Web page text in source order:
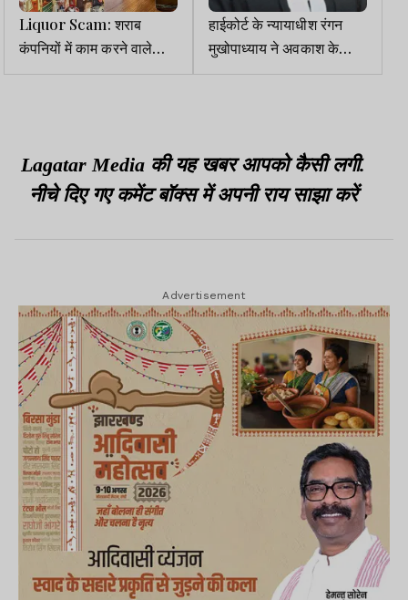
Liquor Scam: शराब
कंपनियों में काम करने वाले
कागजी कर्मचारियों का वेतन 97
हाईकोर्ट के न्यायाधीश रंगन
मुखोपाध्याय ने अवकाश के
दौरान 95% मामले निपटाये
Lagatar Media की यह खबर आपको कैसी लगी.
नीचे दिए गए कमेंट बॉक्स में अपनी राय साझा करें
Advertisement